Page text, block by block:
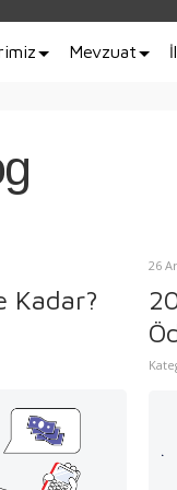
Mevzuat
Kadar?
26